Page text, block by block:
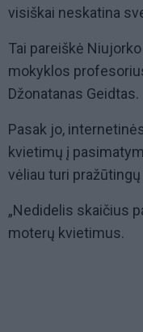
visiškai neskatina
Tai pareiškė
mokyklos
Džonatanas Geidtas.
Pasak jo,
kvietimų į
vėliau turi
„Nedidelis skaičius
moterų kvietimus.